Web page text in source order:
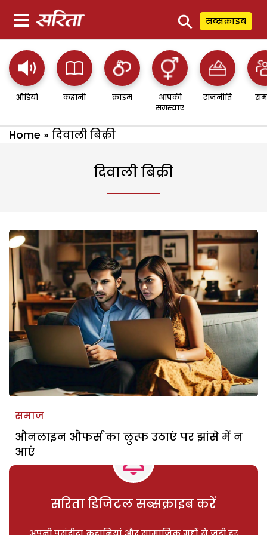
⚲ सब्सक्राइब
ऑडियो कहानी क्राइम
आपकी
समस्याएं
राजनीति
Home » दिवाली बिक्री
दिवाली बिक्री
समाज
औनलाइन औफर्स का लुत्फ उठाएं पर झांसे में न
आएं
सरिता डिजिटल सब्सक्राइब करें